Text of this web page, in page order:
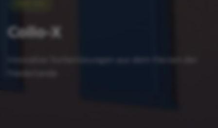
Collo-X
Innovative Sortierlösungen aus dem Herzen der